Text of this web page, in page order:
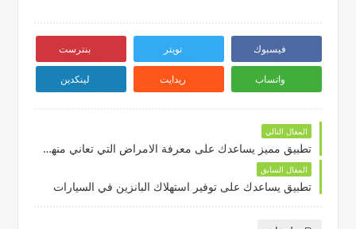
فيسبوك تويتر بنترست
واتساب ريدايت لينكدين
المقال التالي
تطبيق مميز يساعدك على معرفة الامراض التي تعاني منها خلايا النحل
المقال السابق
تطبيق يساعدك على توفير استهلاك البانزين في السيارات